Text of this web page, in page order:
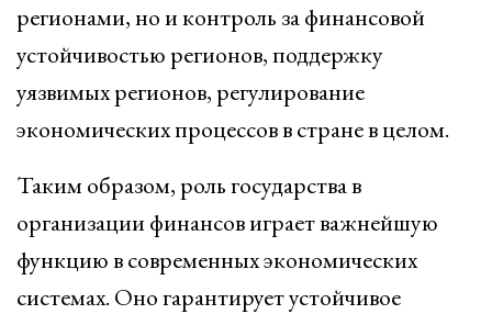
регионами, но и контроль за финансовой
устойчивостью регионов, поддержку
уязвимых регионов, регулирование
экономических процессов в стране в целом.
Таким образом, роль государства в
организации финансов играет важнейшую
функцию в современных экономических
системах. Оно гарантирует устойчивое